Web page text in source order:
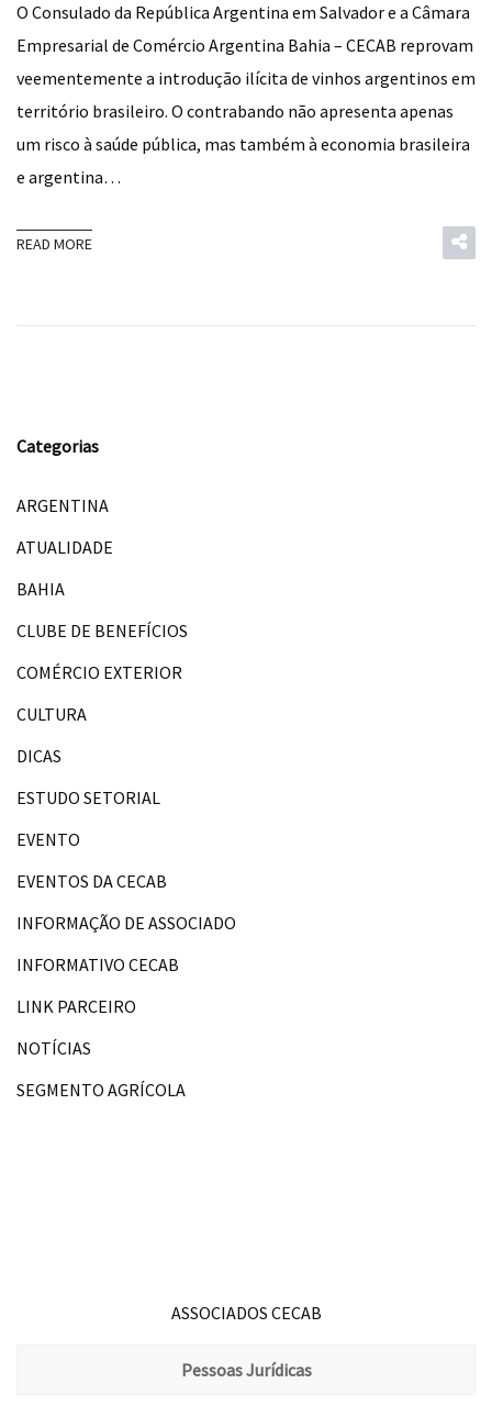
O Consulado da República Argentina em Salvador e a Câmara
Empresarial de Comércio Argentina Bahia – CECAB reprovam
veementemente a introdução ilícita de vinhos argentinos em
território brasileiro. O contrabando não apresenta apenas
um risco à saúde pública, mas também à economia brasileira
e argentina…
READ MORE
Categorias
ARGENTINA
ATUALIDADE
BAHIA
CLUBE DE BENEFÍCIOS
COMÉRCIO EXTERIOR
CULTURA
DICAS
ESTUDO SETORIAL
EVENTO
EVENTOS DA CECAB
INFORMAÇÃO DE ASSOCIADO
INFORMATIVO CECAB
LINK PARCEIRO
NOTÍCIAS
SEGMENTO AGRÍCOLA
ASSOCIADOS CECAB
Pessoas Jurídicas